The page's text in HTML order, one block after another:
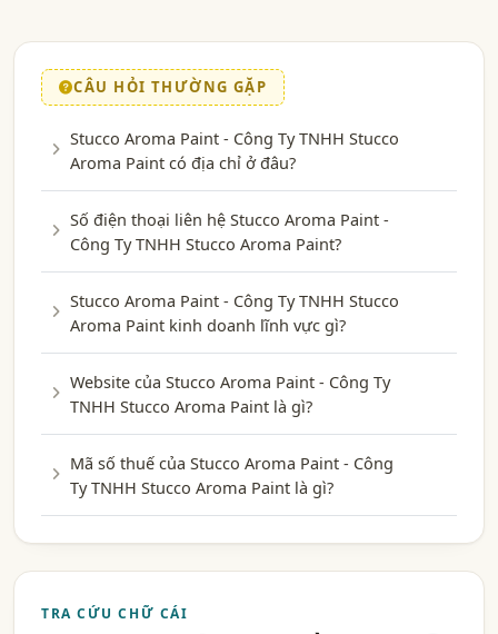
CÂU HỎI THƯỜNG GẶP
Stucco Aroma Paint - Công Ty TNHH Stucco
Aroma Paint có địa chỉ ở đâu?
Số điện thoại liên hệ Stucco Aroma Paint -
Công Ty TNHH Stucco Aroma Paint?
Stucco Aroma Paint - Công Ty TNHH Stucco
Aroma Paint kinh doanh lĩnh vực gì?
Website của Stucco Aroma Paint - Công Ty
TNHH Stucco Aroma Paint là gì?
Mã số thuế của Stucco Aroma Paint - Công
Ty TNHH Stucco Aroma Paint là gì?
TRA CỨU CHỮ CÁI